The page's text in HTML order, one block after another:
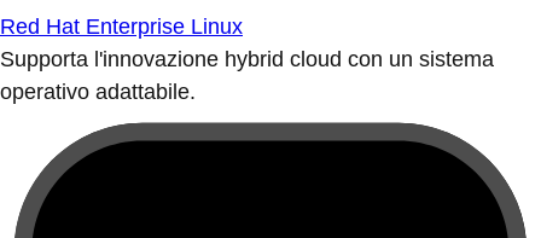
Red Hat Enterprise Linux
Supporta l'innovazione hybrid cloud con un sistema
operativo adattabile.